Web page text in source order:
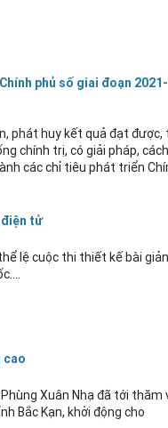
phủ số giai đoạn 2021-
phát huy kết quả đạt được,
chính trị, có giải pháp, cách
các chỉ tiêu phát triển
tử
lệ cuộc thi thiết kế bài
cao
Xuân Nhạ đã tới thăm
Bắc Kạn, khởi động cho